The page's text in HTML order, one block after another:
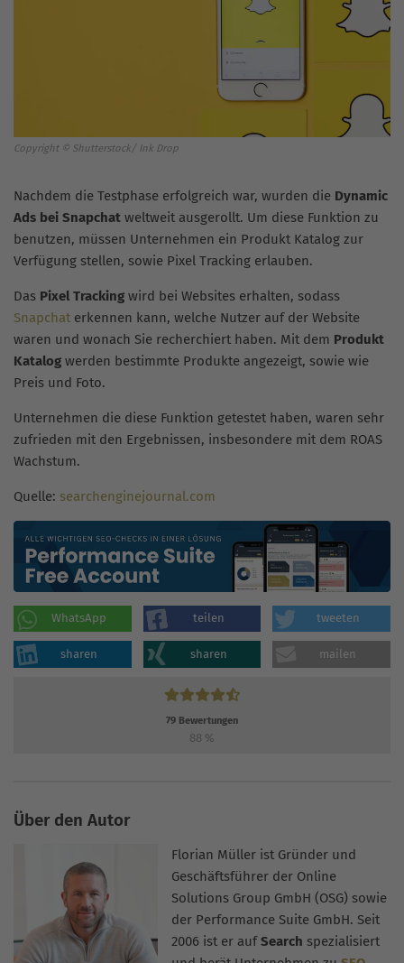
Copyright © Shutterstock/ Ink Drop
Nachdem die Testphase erfolgreich war, wurden die Dynamic
Ads bei Snapchat weltweit ausgerollt. Um diese Funktion zu
benutzen, müssen Unternehmen ein Produkt Katalog zur
Verfügung stellen, sowie Pixel Tracking erlauben.
Das Pixel Tracking wird bei Websites erhalten, sodass
Snapchat erkennen kann, welche Nutzer auf der Website
waren und wonach Sie recherchiert haben. Mit dem Produkt
Katalog werden bestimmte Produkte angezeigt, sowie wie
Preis und Foto.
Unternehmen die diese Funktion getestet haben, waren sehr
zufrieden mit den Ergebnissen, insbesondere mit dem ROAS
Wachstum.
Quelle: searchenginejournal.com
WhatsApp teilen tweeten
sharen sharen mailen
79 Bewertungen
88 %
Über den Autor
Florian Müller ist Gründer und
Geschäftsführer der Online
Solutions Group GmbH (OSG) sowie
der Performance Suite GmbH. Seit
2006 ist er aufSearch spezialisiert